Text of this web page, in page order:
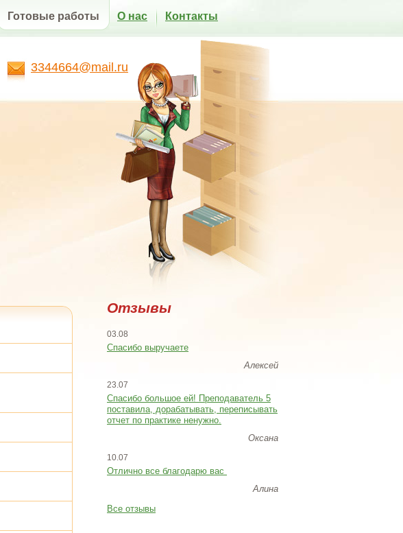
3344664@mail.ru
Готовые работы О нас Контакты
Отзывы
03.08
Спасибо выручаете
Алексей
23.07
Cпасибо большое ей! Преподаватель 5
поставила, дорабатывать, переписывать
отчет по практике ненужно.
Оксана
10.07
Отлично все благодарю вас
Алина
Все отзывы